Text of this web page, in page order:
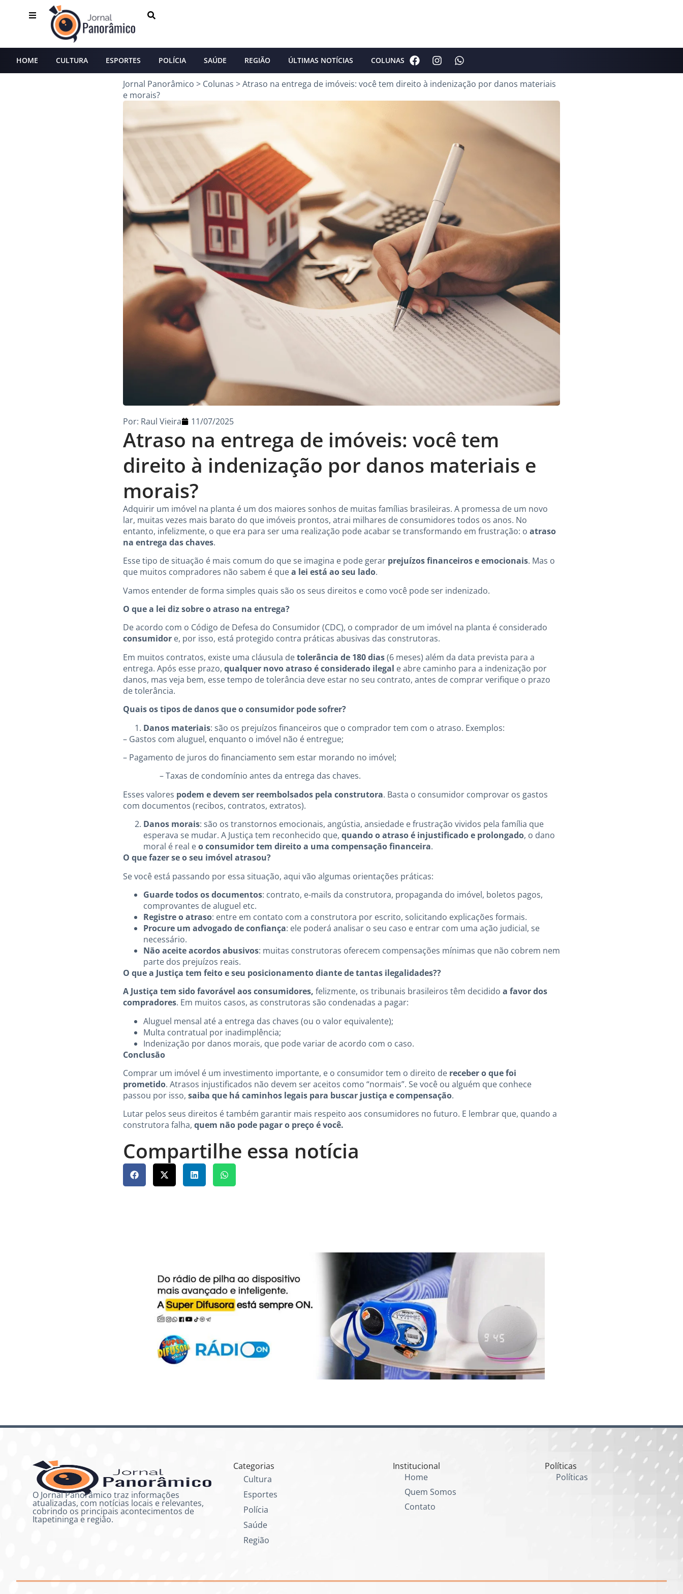
HOME CULTURA ESPORTES POLÍCIA SAÚDE REGIÃO ÚLTIMAS NOTÍCIAS COLUNAS
Jornal Panorâmico > Colunas >Atraso na entrega de imóveis: você tem direito à indenização por danos materiais
e morais?
Atraso na entrega de imóveis: você tem
direito à indenização por danos materiais e
morais?
Por: Raul Vieira 11/07/2025
Adquirir um imóvel na planta é um dos maiores sonhos de muitas famílias brasileiras. A promessa de um novo
lar, muitas vezes mais barato do que imóveis prontos, atrai milhares de consumidores todos os anos. No
entanto, infelizmente, o que era para ser uma realização pode acabar se transformando em frustração: o atraso
na entrega das chaves.
Esse tipo de situação é mais comum do que se imagina e pode gerar prejuízos financeiros e emocionais. Mas o
que muitos compradores não sabem é quea lei está ao seu lado.
Vamos entender de forma simples quais são os seus direitos e como você pode ser indenizado.
O que a lei diz sobre o atraso na entrega?
De acordo com o Código de Defesa do Consumidor (CDC), o comprador de um imóvel na planta é considerado
consumidor e, por isso, está protegido contra práticas abusivas das construtoras.
Em muitos contratos, existe uma cláusula detolerância de 180 dias(6 meses) além da data prevista para a
entrega. Após esse prazo, qualquer novo atraso é considerado ilegal e abre caminho para a indenização por
danos, mas veja bem, esse tempo de tolerância deve estar no seu contrato, antes de comprar verifique o prazo
de tolerância.
Quais os tipos de danos que o consumidor pode sofrer?
Danos materiais: são os prejuízos financeiros que o comprador tem com o atraso. Exemplos:
– Gastos com aluguel, enquanto o imóvel não é entregue;
– Pagamento de juros do financiamento sem estar morando no imóvel;
– Taxas de condomínio antes da entrega das chaves.
Esses valores podem e devem ser reembolsados pela construtora. Basta o consumidor comprovar os gastos
com documentos (recibos, contratos, extratos).
Danos morais: são os transtornos emocionais, angústia, ansiedade e frustração vividos pela família que
esperava se mudar. A Justiça tem reconhecido que, quando o atraso é injustificado e prolongado, o dano
moral é real eo consumidor tem direito a uma compensação financeira.
O que fazer se o seu imóvel atrasou?
Se você está passando por essa situação, aqui vão algumas orientações práticas:
Guarde todos os documentos: contrato, e-mails da construtora, propaganda do imóvel, boletos pagos,
comprovantes de aluguel etc.
Registre o atraso: entre em contato com a construtora por escrito, solicitando explicações formais.
Procure um advogado de confiança: ele poderá analisar o seu caso e entrar com uma ação judicial, se
necessário.
Não aceite acordos abusivos: muitas construtoras oferecem compensações mínimas que não cobrem nem
parte dos prejuízos reais.
O que a Justiça tem feito e seu posicionamento diante de tantas ilegalidades??
A Justiça tem sido favorável aos consumidores, felizmente, os tribunais brasileiros têm decidido a favor dos
compradores. Em muitos casos, as construtoras são condenadas a pagar:
Aluguel mensal até a entrega das chaves (ou o valor equivalente);
Multa contratual por inadimplência;
Indenização por danos morais, que pode variar de acordo com o caso.
Conclusão
Comprar um imóvel é um investimento importante, e o consumidor tem o direito de receber o que foi
prometido. Atrasos injustificados não devem ser aceitos como “normais”. Se você ou alguém que conhece
passou por isso, saiba que há caminhos legais para buscar justiça e compensação.
Lutar pelos seus direitos é também garantir mais respeito aos consumidores no futuro. E lembrar que, quando a
construtora falha, quem não pode pagar o preço é você.
Compartilhe essa notícia
O Jornal Panorâmico traz informações
atualizadas, com notícias locais e relevantes,
cobrindo os principais acontecimentos de
Itapetininga e região.
Categorias
Cultura
Esportes
Polícia
Saúde
Região
Institucional
Home
Quem Somos
Contato
Políticas
Políticas